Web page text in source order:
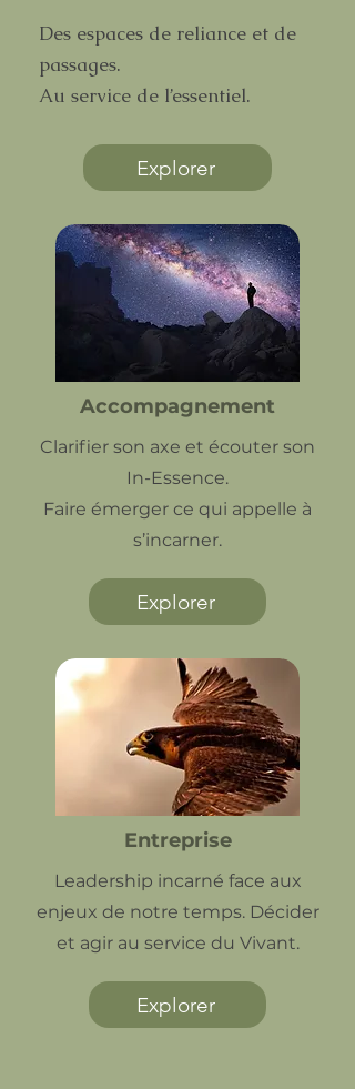
Des espaces de reliance et de
passages.
Au service de l’essentiel.
Explorer
Accompagnement
Clarifier son axe et écouter son
In-Essence.
Faire émerger ce qui appelle à
s’incarner.
Explorer
Entreprise
Leadership incarné face aux
enjeux de notre temps. Décider
et agir au service du Vivant.
Explorer